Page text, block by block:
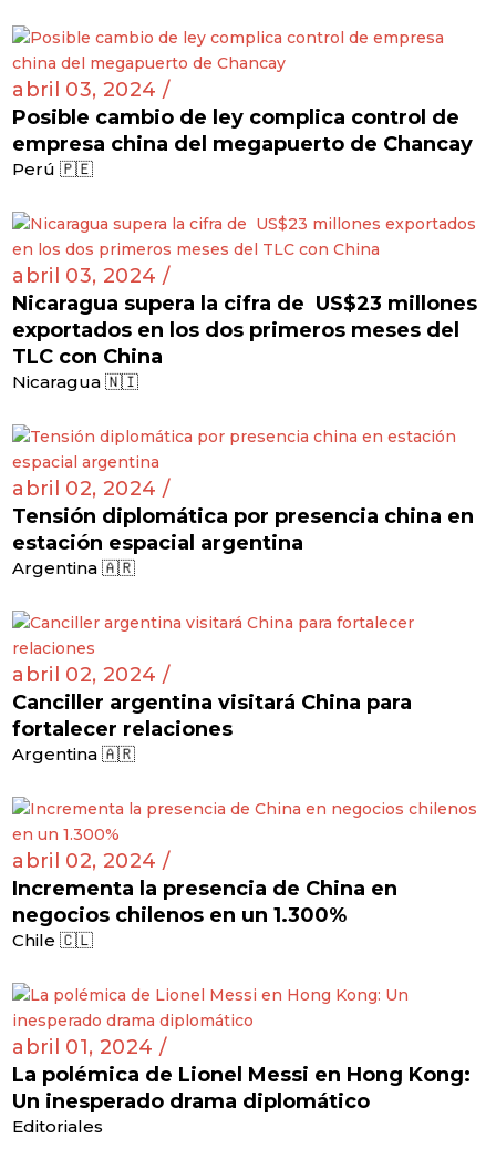
abril 03, 2024 /
Posible cambio de ley complica control de
empresa china del megapuerto de Chancay
Perú 🇵🇪
abril 03, 2024 /
Nicaragua supera la cifra de US$23 millones
exportados en los dos primeros meses del
TLC con China
Nicaragua 🇳🇮
abril 02, 2024 /
Tensión diplomática por presencia china en
estación espacial argentina
Argentina 🇦🇷
abril 02, 2024 /
Canciller argentina visitará China para
fortalecer relaciones
Argentina 🇦🇷
abril 02, 2024 /
Incrementa la presencia de China en
negocios chilenos en un 1.300%
Chile 🇨🇱
abril 01, 2024 /
La polémica de Lionel Messi en Hong Kong:
Un inesperado drama diplomático
Editoriales